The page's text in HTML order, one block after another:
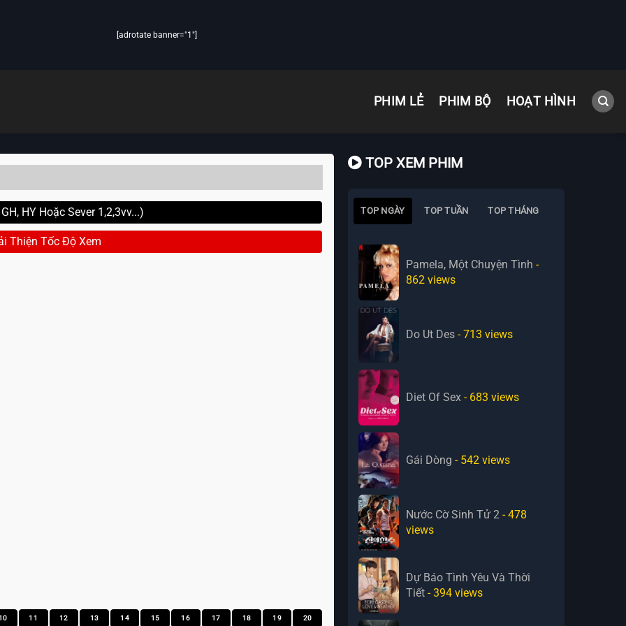
[adrotate banner="1"]
PHIM LẺ PHIM BỘ HOẠT HÌNH
HY Hoặc Sever 1,2,3vv...)
Thiện Tốc Độ Xem
11 12 13 14 15 16 17 18 19 20
TOP XEM PHIM
TOP NGÀY TOP TUẦN TOP THÁNG
Pamela, Một Chuyện Tình -
862 views
Do Ut Des - 713 views
Diet Of Sex - 683 views
Gái Dòng - 542 views
Nước Cờ Sinh Tử 2 - 478
views
Dự Báo Tình Yêu Và Thời
Tiết - 394 views